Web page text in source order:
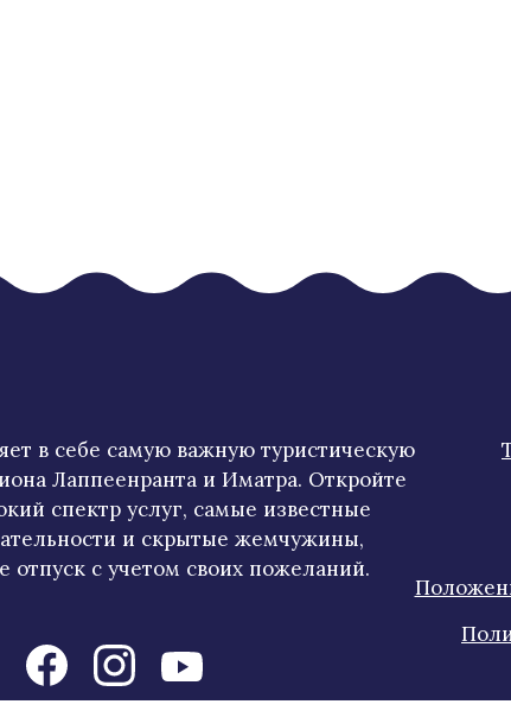
в себе самую важную туристическую
Лаппеенранта и Иматра. Откройте
спектр услуг, самые известные
и скрытые жемчужины,
отпуск с учетом своих пожеланий.